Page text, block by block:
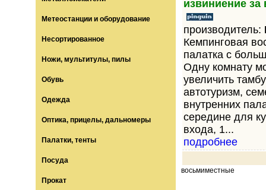
Метеостанции и оборудование
Несортированное
Ножи, мультитулы, пилы
Обувь
Одежда
Оптика, прицелы, дальномеры
Палатки, тенты
Посуда
Прокат
извиниение
производитель:
Кемпинговая
палатка с
Одну комнату
увеличить
автотуризм,
внутренних
середине для
входа, 1...
подробнее
восьмиместные